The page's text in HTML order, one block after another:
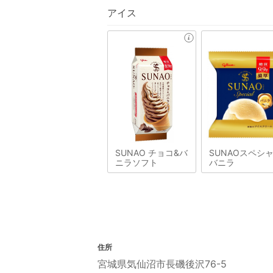
アイス
SUNAO チョコ&バ
ニラソフト
SUNAOスペシ
バニラ
住所
宮城県気仙沼市長磯後沢76-5